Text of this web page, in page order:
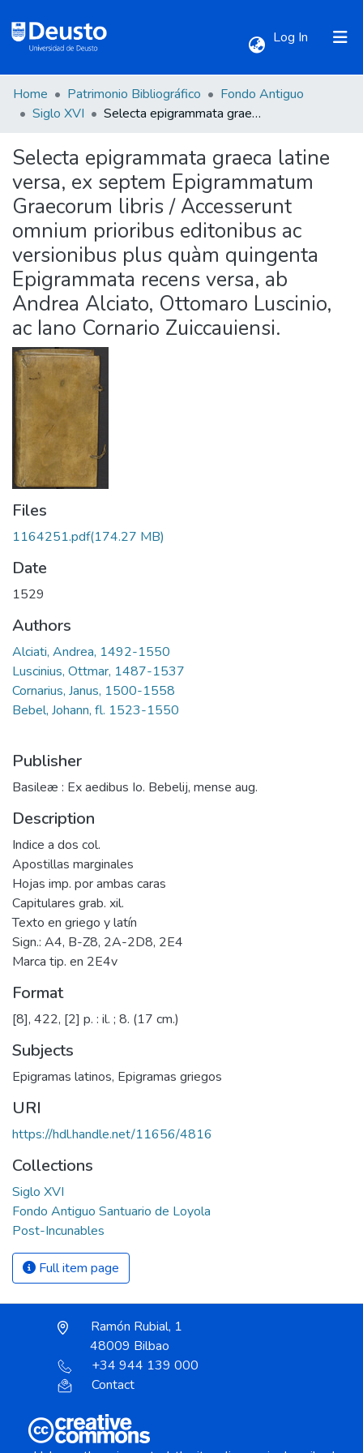
Log In (current)
Communities & Collections
All of DSpace
Statistics
Home Patrimonio Bibliográfico
Fondo Antiguo
Siglo XVI
Selecta epigrammata graeca latine versa, ex septem Epigrammatum Graecorum libris / Accesserunt omnium prioribus editonibus ac versionibus plus quàm quingenta Epigrammata recens versa, ab Andrea Alciato, Ottomaro Luscinio, ac Iano Cornario Zuiccauiensi.
Selecta epigrammata graeca latine
versa, ex septem Epigrammatum
Graecorum libris / Accesserunt
omnium prioribus editonibus ac
versionibus plus quàm quingenta
Epigrammata recens versa, ab
Andrea Alciato, Ottomaro Luscinio,
ac Iano Cornario Zuiccauiensi.
Files
1164251.pdf(174.27 MB)
Date
1529
Authors
Alciati, Andrea, 1492-1550
Luscinius, Ottmar, 1487-1537
Cornarius, Janus, 1500-1558
Bebel, Johann, fl. 1523-1550
Publisher
Basileæ : Ex aedibus Io. Bebelij, mense aug.
Description
Indice a dos col.
Apostillas marginales
Hojas imp. por ambas caras
Capitulares grab. xil.
Texto en griego y latín
Sign.: A4, B-Z8, 2A-2D8, 2E4
Marca tip. en 2E4v
Format
[8], 422, [2] p. : il. ; 8. (17 cm.)
Subjects
Epigramas latinos, Epigramas griegos
URI
https://hdl.handle.net/11656/4816
Collections
Siglo XVI
Fondo Antiguo Santuario de Loyola
Post-Incunables
Full item page
Ramón Rubial, 1
48009 Bilbao
+34 944 139 000
Contact